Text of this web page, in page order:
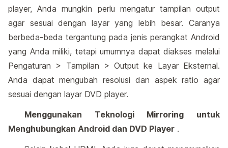
player, Anda mungkin perlu mengatur tampilan output
agar sesuai dengan layar yang lebih besar. Caranya
berbeda-beda tergantung pada jenis perangkat Android
yang Anda miliki, tetapi umumnya dapat diakses melalui
Pengaturan > Tampilan > Output ke Layar Eksternal.
Anda dapat mengubah resolusi dan aspek ratio agar
sesuai dengan layar DVD player.
Menggunakan Teknologi Mirroring untuk
Menghubungkan Android dan DVD Player .